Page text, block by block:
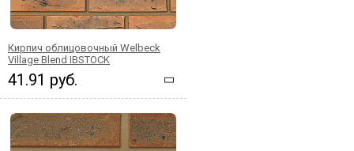
Кирпич облицовочный Welbeck
Village Blend IBSTOCK
41.91 руб.